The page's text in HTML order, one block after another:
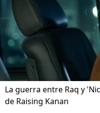
La guerra entre Raq y
de Raising Kanan